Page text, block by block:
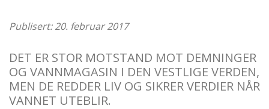
Publisert: 20. februar 2017
DET ER STOR MOTSTAND MOT DEMNINGER
OG VANNMAGASIN I DEN VESTLIGE VERDEN,
MEN DE REDDER LIV OG SIKRER VERDIER NÅR
VANNET UTEBLIR.